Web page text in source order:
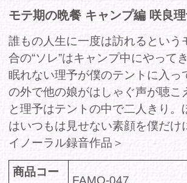
と理予はテントの中で二人きり。ほろ酔いの理予
はいつもは見せない素顔を僕だけに見せる…＜バ
商品コー
ド
FAMO-047
収録時間
16分
発売日
2018年08月24日
レーベル
-
シリーズ
モテ期の晩餐
ジャンル
出演
者/cast
咲良理予